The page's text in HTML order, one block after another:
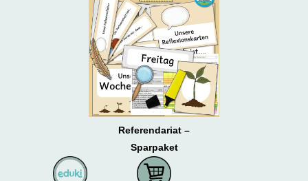
Referendariat –
Sparpaket